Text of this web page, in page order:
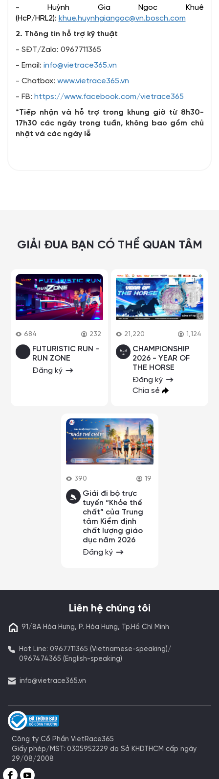
-
Huỳnh Gia Ngoc Khuê
(HcP/HRL2): khue.huynhgiangoc@vn.bosch.com
2. Thông tin hỗ trợ kỹ thuật
- SĐT/Zalo: 0967711365
- Email: info@vietrace365.vn
- Chatbox: www.vietrace365.vn
- FB: https://www.facebook.com/vietrace365
*Tiếp nhận và hỗ trợ trong khung giờ từ 8h30-
17h30 các ngày trong tuần, không bao gồm chủ
nhật và các ngày lễ
GIẢI ĐUA BẠN CÓ THỂ QUAN TÂM
684 232
FUTURISTIC RUN -
RUN ZONE
Đăng ký
21,220 1,124
CHAMPIONSHIP
2026 - YEAR OF
THE HORSE
Đăng ký
Chia sẻ
390 19
Giải đi bộ trực
tuyến “Khỏe thể
chất” của Trung
tâm Kiểm định
chất lượng giáo
dục năm 2026
Đăng ký
Liên hệ chúng tôi
91/8A Hòa Hưng, P. Hòa Hưng, Tp.Hồ Chí Minh
Hot Line: 0967711365 (Vietnamese-speaking)/
0967474365 (English-speaking)
info@vietrace365.vn
Công ty Cổ Phần VietRace365
Giấy phép/MST: 0305952229 do Sở KHDTHCM cấp ngày
29/08/2008